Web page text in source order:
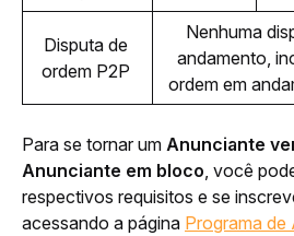
Disputa de
ordem P2P
Nenhuma
andamento,
ordem em
Para se tornar um Anunciante
Anunciante em bloco, você
respectivos requisitos e se
acessando a página Programa de